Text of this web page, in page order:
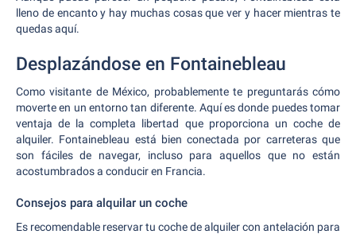
lleno de encanto y hay muchas cosas que ver y hacer mientras te
quedas aquí.
Desplazándose en Fontainebleau
Como visitante de México, probablemente te preguntarás cómo
moverte en un entorno tan diferente. Aquí es donde puedes tomar
ventaja de la completa libertad que proporciona un coche de
alquiler. Fontainebleau está bien conectada por carreteras que
son fáciles de navegar, incluso para aquellos que no están
acostumbrados a conducir en Francia.
Consejos para alquilar un coche
Es recomendable reservar tu coche de alquiler con antelación para